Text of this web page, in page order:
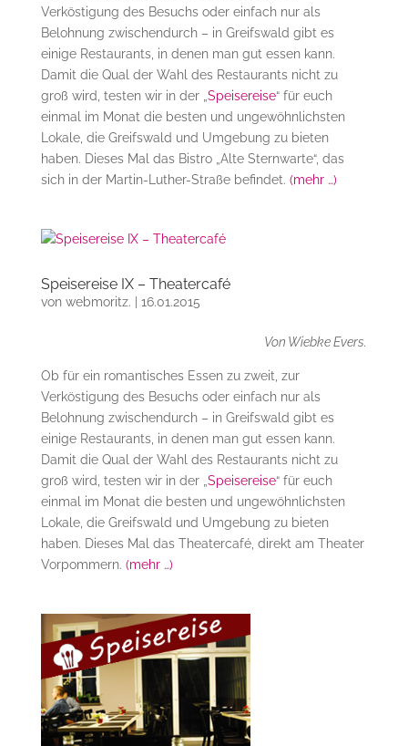
Verköstigung des Besuchs oder einfach nur als
Belohnung zwischendurch – in Greifswald gibt es
einige Restaurants, in denen man gut essen kann.
Damit die Qual der Wahl des Restaurants nicht zu
groß wird, testen wir in der „Speisereise“ für euch
einmal im Monat die besten und ungewöhnlichsten
Lokale, die Greifswald und Umgebung zu bieten
haben. Dieses Mal das Bistro „Alte Sternwarte“, das
sich in der Martin-Luther-Straße befindet. (mehr …)
Speisereise IX – Theatercafé
von webmoritz. 16.01.2015
Von Wiebke Evers.
Ob für ein romantisches Essen zu zweit, zur
Verköstigung des Besuchs oder einfach nur als
Belohnung zwischendurch – in Greifswald gibt es
einige Restaurants, in denen man gut essen kann.
Damit die Qual der Wahl des Restaurants nicht zu
groß wird, testen wir in der „Speisereise“ für euch
einmal im Monat die besten und ungewöhnlichsten
Lokale, die Greifswald und Umgebung zu bieten
haben. Dieses Mal das Theatercafé, direkt am Theater
Vorpommern. (mehr …)